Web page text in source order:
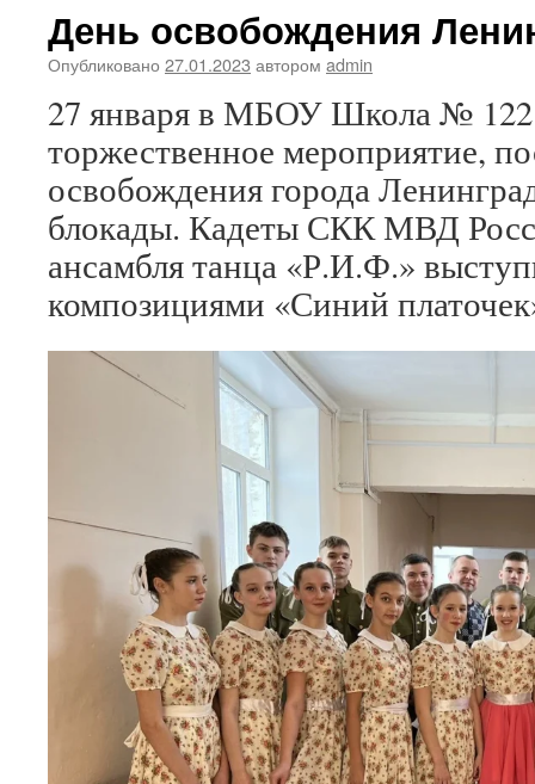
День освобождения
Опубликовано 27.01.2023 автором admin
27 января в МБОУ Школа №
торжественное мероприятие,
освобождения города
блокады. Кадеты СКК МВД
ансамбля танца «Р.И.Ф.»
композициями «Синий